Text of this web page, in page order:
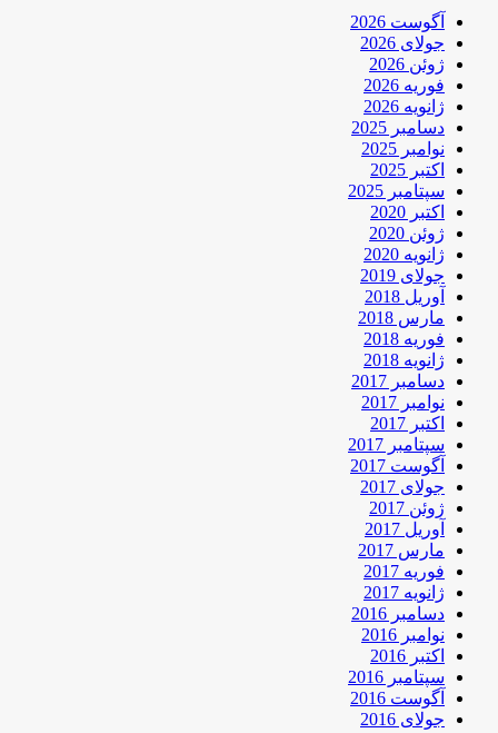
آگوست 2026
جولای 2026
ژوئن 2026
فوریه 2026
ژانویه 2026
دسامبر 2025
نوامبر 2025
اکتبر 2025
سپتامبر 2025
اکتبر 2020
ژوئن 2020
ژانویه 2020
جولای 2019
آوریل 2018
مارس 2018
فوریه 2018
ژانویه 2018
دسامبر 2017
نوامبر 2017
اکتبر 2017
سپتامبر 2017
آگوست 2017
جولای 2017
ژوئن 2017
آوریل 2017
مارس 2017
فوریه 2017
ژانویه 2017
دسامبر 2016
نوامبر 2016
اکتبر 2016
سپتامبر 2016
آگوست 2016
جولای 2016